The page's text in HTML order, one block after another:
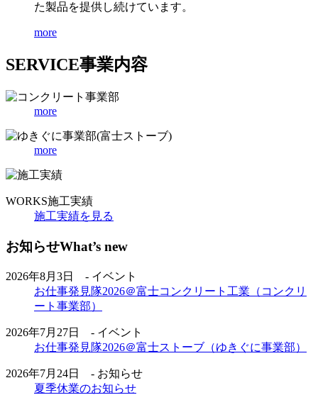
た製品を提供し続けています。
more
SERVICE事業内容
more
more
WORKS施工実績
施工実績を見る
お知らせWhat’s new
2026年8月3日 - イベント
お仕事発見隊2026＠富士コンクリート工業（コンクリ
ート事業部）
2026年7月27日 - イベント
お仕事発見隊2026＠富士ストーブ（ゆきぐに事業部）
2026年7月24日 - お知らせ
夏季休業のお知らせ